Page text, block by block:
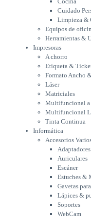
Formato
Matriciales
Multifuncional
Tinta Continua
Informática
Accesorios
Adaptadores
Auriculares
Escáner
Estuches &
Gavetas
almacenamiento
Lápices &
Soportes
WebCam
Componentes
Fuentes
Gabinetes
Kit Mouses
Memoria
Cuidado
Limpieza &
Equipos de
Herramientas &
Impresoras
A chorro
Etiqueta &
Formato Ancho
Láser
Matriciales
Multifuncional a
Multifuncional
Tinta Continua
Informática
Accesorios
Auriculares
Escáner
Estuches &
Gavetas
Lápices &
Soportes
WebCam